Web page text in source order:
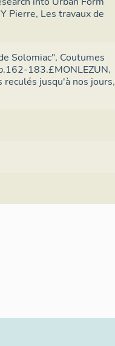
Pierre, Les travaux de
Solomiac", Coutumes
183.£MONLEZUN,
reculés jusqu'à nos jours,